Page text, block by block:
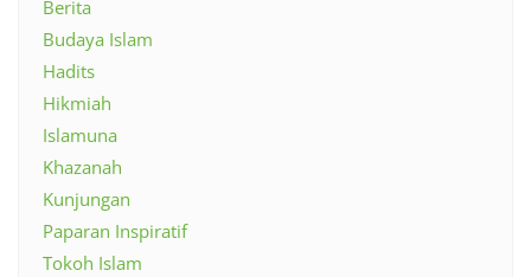
Berita
Budaya Islam
Hadits
Hikmiah
Islamuna
Khazanah
Kunjungan
Paparan Inspiratif
Tokoh Islam